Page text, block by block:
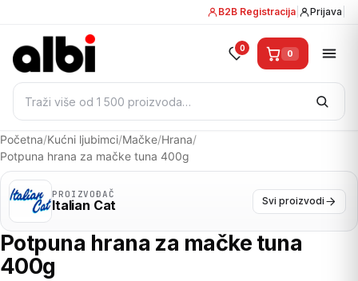
B2B Registracija Prijava
Pretraži:
0 0
Početna/Kućni ljubimci/Mačke/Hrana/
Potpuna hrana za mačke tuna 400g
PROIZVOĐAČ
Italian Cat Svi proizvodi
Potpuna hrana za mačke tuna
400g